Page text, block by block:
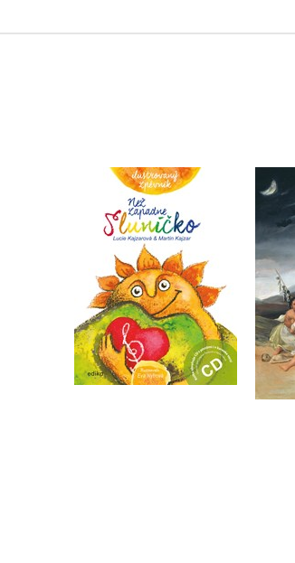
Ilustrovaný zpěvník.
Než zapadne sluníčko
Martin Kajzar
,
Lucie Kajzarová
Do košíku